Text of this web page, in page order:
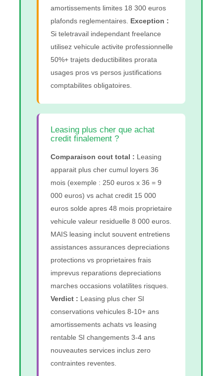
amortissements limites 18 300 euros
plafonds reglementaires. Exception :
Si teletravail independant freelance
utilisez vehicule activite professionnelle
50%+ trajets deductibilites prorata
usages pros vs persos justifications
comptabilites obligatoires.
Leasing plus cher que achat
credit finalement ?
Comparaison cout total : Leasing
apparait plus cher cumul loyers 36
mois (exemple : 250 euros x 36 = 9
000 euros) vs achat credit 15 000
euros solde apres 48 mois proprietaire
vehicule valeur residuelle 8 000 euros.
MAIS leasing inclut souvent entretiens
assistances assurances depreciations
protections vs proprietaires frais
imprevus reparations depreciations
marches occasions volatilites risques.
Verdict : Leasing plus cher SI
conservations vehicules 8-10+ ans
amortissements achats vs leasing
rentable SI changements 3-4 ans
nouveautes services inclus zero
contraintes reventes.